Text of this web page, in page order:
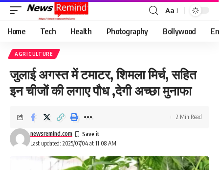
Font
Resizer
Aa
Home Tech Health Photography Bollywood
AGRICULTURE
जुलाई अगस्त में टमाटर, शिमला मिर्च, सहित
इन चीजों की लगाए पौध ,देगी अच्छा मुनाफा
Last updated: 2025/07/04 at 11:08 AM
newsremind.com
2 Min Read